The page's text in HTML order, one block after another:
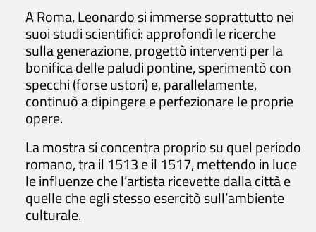
A Roma, Leonardo si immerse soprattutto nei
suoi studi scientifici: approfondì le ricerche
sulla generazione, progettò interventi per la
bonifica delle paludi pontine, sperimentò con
specchi (forse ustori) e, parallelamente,
continuò a dipingere e perfezionare le proprie
opere.
La mostra si concentra proprio su quel periodo
romano, tra il 1513 e il 1517, mettendo in luce
le influenze che l’artista ricevette dalla città e
quelle che egli stesso esercitò sull’ambiente
culturale.